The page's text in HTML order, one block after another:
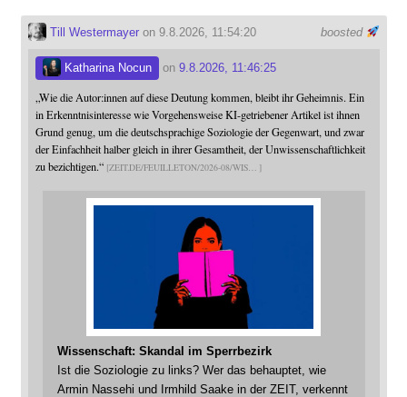
boosted
Till Westermayeron 9.8.2026, 11:54:20
Katharina Nocun on 9.8.2026, 11:46:25
„Wie die Autor:innen auf diese Deutung kommen, bleibt ihr Geheimnis. Ein
in Erkenntnisinteresse wie Vorgehensweise KI-getriebener Artikel ist ihnen
Grund genug, um die deutschsprachige Soziologie der Gegenwart, und zwar
der Einfachheit halber gleich in ihrer Gesamtheit, der Unwissenschaftlichkeit
zu bezichtigen.“ ZEIT.DE/FEUILLETON/2026-08/WIS
Wissenschaft: Skandal im Sperrbezirk
Ist die Soziologie zu links? Wer das behauptet, wie
Armin Nassehi und Irmhild Saake in der ZEIT, verkennt